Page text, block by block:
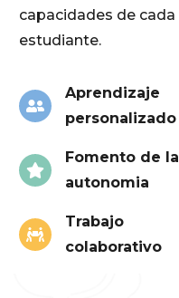
capacidades de cada
estudiante.
Aprendizaje
personalizado
Fomento de la
autonomia
Trabajo
colaborativo